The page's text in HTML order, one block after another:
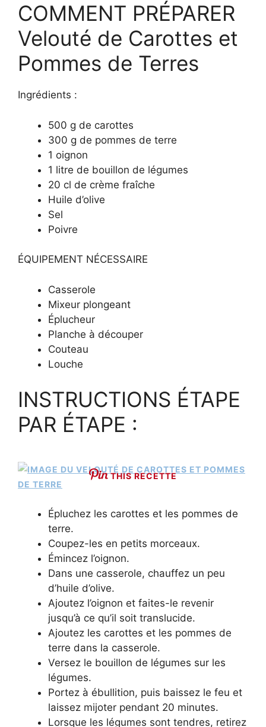
COMMENT PRÉPARER
Velouté de Carottes et
Pommes de Terres
Ingrédients :
500 g de carottes
300 g de pommes de terre
1 oignon
1 litre de bouillon de légumes
20 cl de crème fraîche
Huile d’olive
Sel
Poivre
ÉQUIPEMENT NÉCESSAIRE
Casserole
Mixeur plongeant
Éplucheur
Planche à découper
Couteau
Louche
INSTRUCTIONS ÉTAPE
PAR ÉTAPE :
THIS RECETTE
Épluchez les carottes et les pommes de
terre.
Coupez-les en petits morceaux.
Émincez l’oignon.
Dans une casserole, chauffez un peu
d’huile d’olive.
Ajoutez l’oignon et faites-le revenir
jusqu’à ce qu’il soit translucide.
Ajoutez les carottes et les pommes de
terre dans la casserole.
Versez le bouillon de légumes sur les
légumes.
Portez à ébullition, puis baissez le feu et
laissez mijoter pendant 20 minutes.
Lorsque les légumes sont tendres, retirez